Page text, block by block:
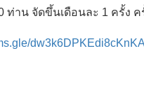
ท่าน จัดขึ้นเดือนละ 1 ครั้ง ค
dw3k6DPKEdi8cKnKA